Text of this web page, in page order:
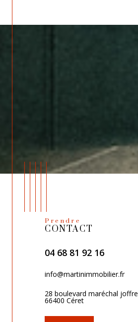
Prendre
CONTACT
04 68 81 92 16
info@martinimmobilier.fr
28 boulevard maréchal joffre
66400 Céret